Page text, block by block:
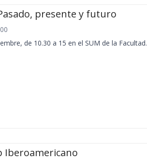
presente y futuro
de 10.30 a 15 en el SUM de la Facultad.
Iberoamericano